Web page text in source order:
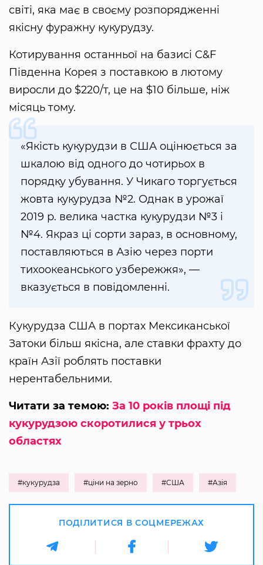
світі, яка має в своєму розпорядженні
якісну фуражну кукурудзу.
Котирування останньої на базисі C&F
Південна Корея з поставкою в лютому
виросли до $220/т, це на $10 більше, ніж
місяць тому.
«Якість кукурудзи в США оцінюється за
шкалою від одного до чотирьох в
порядку убування. У Чикаго торгується
жовта кукурудза №2. Однак в урожаї
2019 р. велика частка кукурудзи №3 і
№4. Якраз ці сорти зараз, в основному,
поставляються в Азію через порти
тихоокеанського узбережжя», —
вказується в повідомленні.
Кукурудза США в портах Мексиканської
Затоки більш якісна, але ставки фрахту до
країн Азії роблять поставки
нерентабельними.
Читати за темою: За 10 років площі під
кукурудзою скоротилися у трьох
областях
#кукурудза #ціни на зерно #США #Азія
ПОДІЛИТИСЯ В СОЦМЕРЕЖАХ